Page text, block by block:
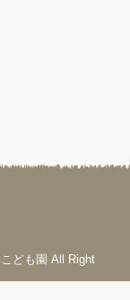
ども園 All Right